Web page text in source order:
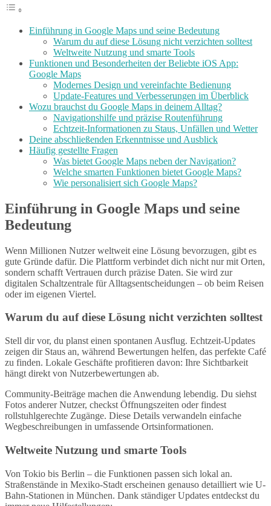
Einführung in Google Maps und seine Bedeutung
Warum du auf diese Lösung nicht verzichten solltest
Weltweite Nutzung und smarte Tools
Funktionen und Besonderheiten der Beliebte iOS App:
Google Maps
Modernes Design und vereinfachte Bedienung
Update-Features und Verbesserungen im Überblick
Wozu brauchst du Google Maps in deinem Alltag?
Navigationshilfe und präzise Routenführung
Echtzeit-Informationen zu Staus, Unfällen und Wetter
Deine abschließenden Erkenntnisse und Ausblick
Häufig gestellte Fragen
Was bietet Google Maps neben der Navigation?
Welche smarten Funktionen bietet Google Maps?
Wie personalisiert sich Google Maps?
Einführung in Google Maps und seine
Bedeutung
Wenn Millionen Nutzer weltweit eine Lösung bevorzugen, gibt es
gute Gründe dafür. Die Plattform verbindet dich nicht nur mit Orten,
sondern schafft Vertrauen durch präzise Daten. Sie wird zur
digitalen Schaltzentrale für Alltagsentscheidungen – ob beim Reisen
oder im eigenen Viertel.
Warum du auf diese Lösung nicht verzichten solltest
Stell dir vor, du planst einen spontanen Ausflug. Echtzeit-Updates
zeigen dir Staus an, während Bewertungen helfen, das perfekte Café
zu finden. Lokale Geschäfte profitieren davon: Ihre Sichtbarkeit
hängt direkt von Nutzerbewertungen ab.
Community-Beiträge machen die Anwendung lebendig. Du siehst
Fotos anderer Nutzer, checkst Öffnungszeiten oder findest
rollstuhlgerechte Zugänge. Diese Details verwandeln einfache
Wegbeschreibungen in umfassende Ortsinformationen.
Weltweite Nutzung und smarte Tools
Von Tokio bis Berlin – die Funktionen passen sich lokal an.
Straßenstände in Mexiko-Stadt erscheinen genauso detailliert wie U-
Bahn-Stationen in München. Dank ständiger Updates entdeckst du